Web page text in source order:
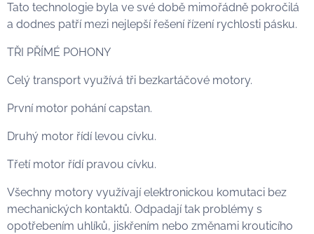
Tato technologie byla ve své době mimořádně pokročilá
a dodnes patří mezi nejlepší řešení řízení rychlosti pásku.
TŘI PŘÍMÉ POHONY
Celý transport využívá tři bezkartáčové motory.
První motor pohání capstan.
Druhý motor řídí levou cívku.
Třetí motor řídí pravou cívku.
Všechny motory využívají elektronickou komutaci bez
mechanických kontaktů. Odpadají tak problémy s
opotřebením uhlíků, jiskřením nebo změnami krouticího